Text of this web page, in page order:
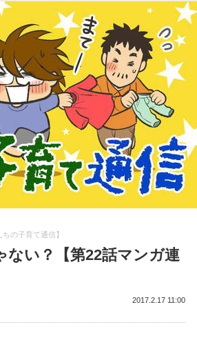
の子育て通信】
ない？【第22話マンガ連
2017.2.17 11:00